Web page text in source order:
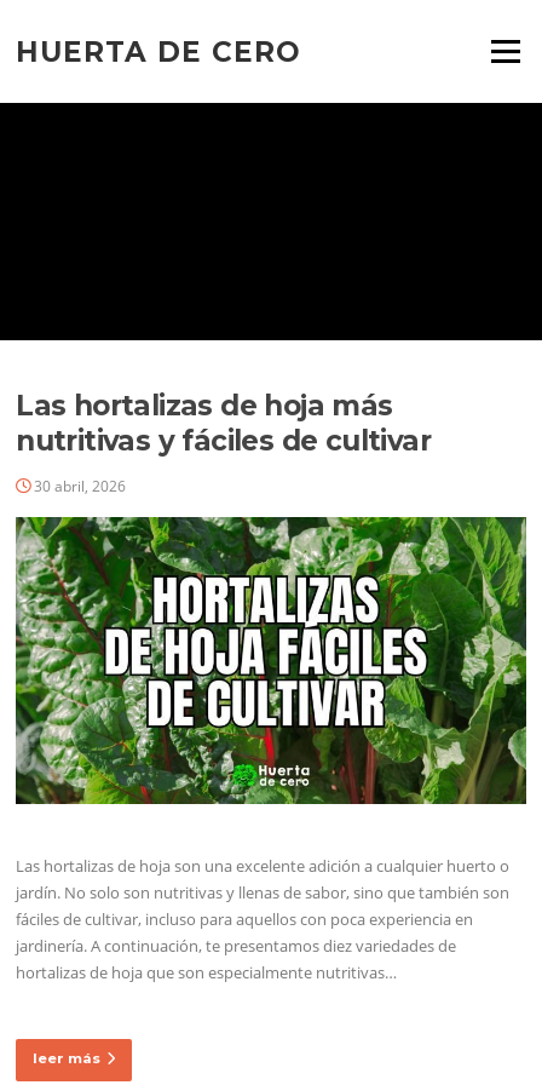
contenido
HUERTA DE CERO Menú
Las hortalizas de hoja más
nutritivas y fáciles de cultivar
30 abril, 2026
Las hortalizas de hoja son una excelente adición a cualquier huerto o
jardín. No solo son nutritivas y llenas de sabor, sino que también son
fáciles de cultivar, incluso para aquellos con poca experiencia en
jardinería. A continuación, te presentamos diez variedades de
hortalizas de hoja que son especialmente nutritivas…
leer más